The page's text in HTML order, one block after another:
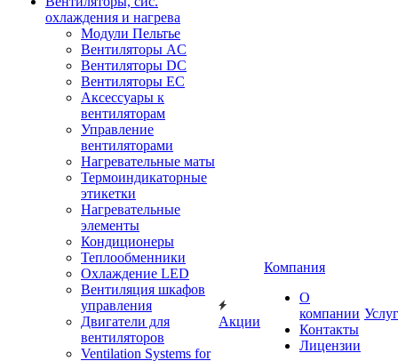
охлаждения и нагрева
Модули Пельтье
Вентиляторы AC
Вентиляторы DC
Вентиляторы EC
Аксессуары к
вентиляторам
Управление
вентиляторами
Нагревательные маты
Термоиндикаторные
этикетки
Нагревательные
элементы
Кондиционеры
Теплообменники
Охлаждение LED
Вентиляция шкафов
управления
Двигатели для
вентиляторов
Ventilation Systems for
Акции
Компания
О
компании
Контакты
Лицензии